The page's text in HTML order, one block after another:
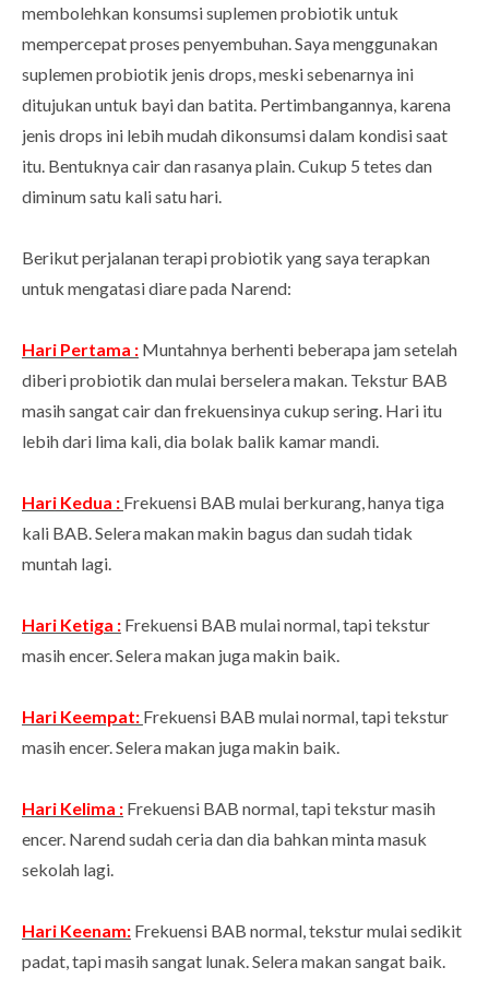
membolehkan konsumsi suplemen probiotik untuk
mempercepat proses penyembuhan. Saya menggunakan
suplemen probiotik jenis drops, meski sebenarnya ini
ditujukan untuk bayi dan batita. Pertimbangannya, karena
jenis drops ini lebih mudah dikonsumsi dalam kondisi saat
itu. Bentuknya cair dan rasanya plain. Cukup 5 tetes dan
diminum satu kali satu hari.
Berikut perjalanan terapi probiotik yang saya terapkan
untuk mengatasi diare pada Narend:
Hari Pertama : Muntahnya berhenti beberapa jam setelah
diberi probiotik dan mulai berselera makan. Tekstur BAB
masih sangat cair dan frekuensinya cukup sering. Hari itu
lebih dari lima kali, dia bolak balik kamar mandi.
Hari Kedua : Frekuensi BAB mulai berkurang, hanya tiga
kali BAB. Selera makan makin bagus dan sudah tidak
muntah lagi.
Hari Ketiga : Frekuensi BAB mulai normal, tapi tekstur
masih encer. Selera makan juga makin baik.
Hari Keempat: Frekuensi BAB mulai normal, tapi tekstur
masih encer. Selera makan juga makin baik.
Hari Kelima : Frekuensi BAB normal, tapi tekstur masih
encer. Narend sudah ceria dan dia bahkan minta masuk
sekolah lagi.
Hari Keenam: Frekuensi BAB normal, tekstur mulai sedikit
padat, tapi masih sangat lunak. Selera makan sangat baik.